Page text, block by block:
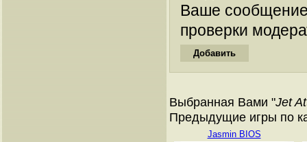
Ваше
проверки
Выбранная Вами "Jet
Предыдущие игры по
Jasmin BIOS